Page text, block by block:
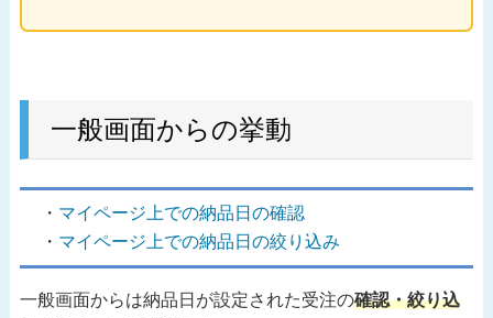
一般画面からの挙動
マイページ上での納品日の確認
マイページ上での納品日の絞り込み
一般画面からは納品日が設定された受注の確認・絞り込